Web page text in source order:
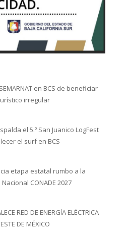
en BCS de beneficiar
irregular
el 5.º San Juanico LogFest
el surf en BCS
etapa estatal rumbo a la
CONADE 2027
RED DE ENERGÍA ELÉCTRICA
DE MÉXICO